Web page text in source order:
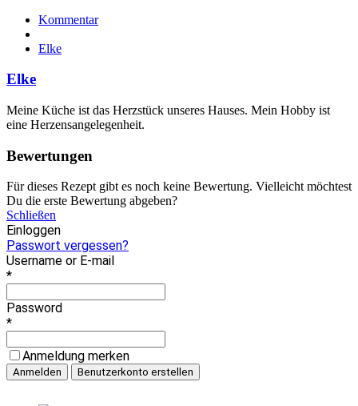
Kommentar
Elke
Elke
Meine Küche ist das Herzstück unseres Hauses. Mein Hobby ist
eine Herzensangelegenheit.
Bewertungen
Für dieses Rezept gibt es noch keine Bewertung. Vielleicht möchtest
Du die erste Bewertung abgeben?
Schließen
Einloggen
Passwort vergessen?
Username or E-mail
*
Password
*
Anmeldung merken